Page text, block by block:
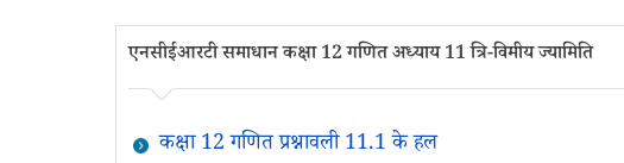
एनसीईआरटी समाधान कक्षा 12 गणित अध्याय 11 त्रि-विमीय ज्यामिति
कक्षा 12 गणित प्रश्नावली 11.1 के हल